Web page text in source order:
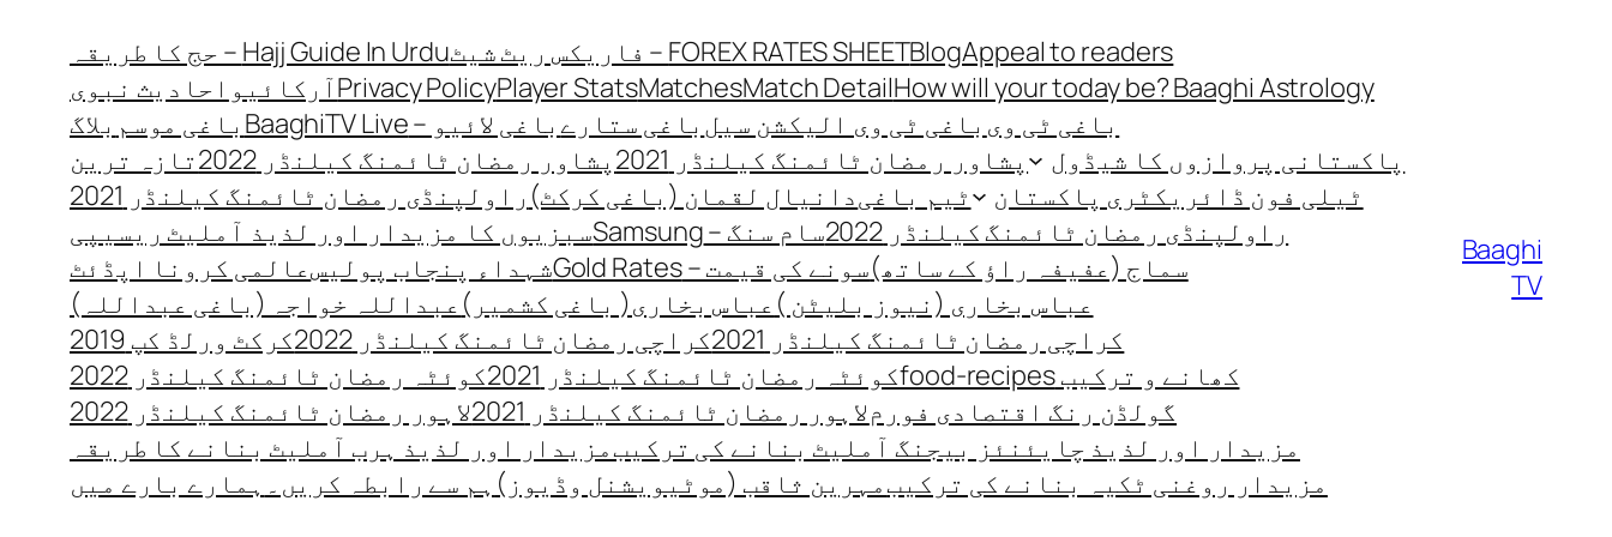
Baaghi
TV
Appeal to readers
BlogFOREX RATES SHEET – فاریکس ریٹ شیٹ
Hajj Guide In Urdu – حج کا طریقہ
How will your today be? Baaghi Astrology
Match Detail
Matches
Player Stats
Privacy Policyآرکائیو احادیث نبوی
باغی ٹی وی باغی ٹی وی الیکشن سیل باغی ستارےباغی لائیو – BaaghiTV Live باغی موسم بلاگ
پاکستانی پروازوں کا شیڈول
پشاور رمضان ٹائمنگ کیلنڈر 2021 پشاور رمضان ٹائمنگ کیلنڈر 2022
تازہ ترین
ٹیلی فون ڈائریکٹری پاکستان
ٹیم باغیدانیال لقمان (باغی کرکٹ) راولپنڈی رمضان ٹائمنگ کیلنڈر 2021
راولپنڈی رمضان ٹائمنگ کیلنڈر 2022
سام سنگ – Samsung
سبزیوں کا مزیدار اور لذیذ آملیٹ ریسیپی
سماج (عفیفہ راؤ کے ساتھ)سونے کی قیمت – Gold Rates شہداء پنجاب پولیسعالمی کرونا اپڈئٹ
عباس بخاری (نیوز بلیٹن ) عباس بخاری( باغی کشمیر) عبداللہ خواجہ (باغی عبداللہ)
کراچی رمضان ٹائمنگ کیلنڈر 2021
کراچی رمضان ٹائمنگ کیلنڈر 2022
کرکٹ ورلڈ کپ 2019
کھانے و ترکیب food-recipes
کوئٹہ رمضان ٹائمنگ کیلنڈر 2021
کوئٹہ رمضان ٹائمنگ کیلنڈر 2022
گولڈن رنگ اقتصادی فورملاہور رمضان ٹائمنگ کیلنڈر 2021
لاہور رمضان ٹائمنگ کیلنڈر 2022
مزیدار اور لذیذ چایئنئز بیجنگ آملیٹ بنانے کی ترکیبمزیدار اور لذیذ ہرب آملیٹ بنانے کا طریقہ
مزیدار روغنی ٹکیہ بنانے کی ترکیبمہرین ثاقب (موٹیویشنل وڈیوز) ہم سے رابطہ کریں۔ ہمارے بارے میں